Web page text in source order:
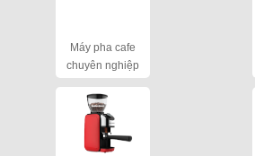
Máy pha cafe
chuyên nghiệp